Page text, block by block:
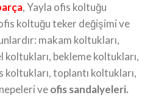
, Yayla ofis koltuğu
koltuğu teker değişimi ve
makam koltukları,
koltukları, bekleme koltukları,
toplantı koltukları,
veofis sandalyeleri.